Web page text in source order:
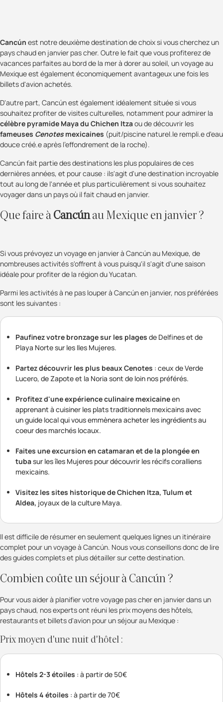
Cancún est notre deuxième destination de choix si vous cherchez un
pays chaud en janvier pas cher. Outre le fait que vous profiterez de
vacances parfaites au bord de la mer à dorer au soleil, un voyage au
Mexique est également économiquement avantageux une fois les
billets d'avion achetés.
D'autre part, Cancún est également idéalement située si vous
souhaitez profiter de visites culturelles, notamment pour admirer la
célèbre pyramide Maya du Chichen Itzaou de découvrir les
fameuses Cenotesmexicaines (puit/piscine naturel.le rempli.e d'eau
douce créé.e après l'effondrement de la roche).
Cancún fait partie des destinations les plus populaires de ces
dernières années, et pour cause : ils'agit d'une destination incroyable
tout au long de l'année et plus particulièrement si vous souhaitez
voyager dans un pays où il fait chaud en janvier.
Que faire àCancúnau Mexique en janvier ?
Si vous prévoyez un voyage en janvier à Cancún au Mexique, de
nombreuses activités s'offrent à vous puisqu'il s'agit d'une saison
idéale pour profiter de la région du Yucatan.
Parmi les activités à ne pas louper à Cancún en janvier, nos préférées
sont les suivantes :
Paufinez votre bronzage sur les plages de Delfines et de
Playa Norte sur les Iles Mujeres.
Partez découvrir les plus beaux Cenotes : ceux de Verde
Lucero, de Zapote et la Noria sont de loin nos préférés.
Profitez d'une expérience culinaire mexicaineen
apprenant à cuisiner les plats traditionnels mexicains avec
un guide local qui vous emmènera acheter les ingrédients au
coeur des marchés locaux.
Faites une excursion en catamaran et de la plongée en
tubasur les îles Mujeres pour découvrir les récifs coralliens
mexicains.
Visitez les sites historique de Chichen Itza, Tulum et
Aldea, joyaux de la culture Maya.
Il est difficile de résumer en seulement quelques lignes un itinéraire
complet pour un voyage à Cancún. Nous vous conseillons donc de lire
des guides complets et plus détailler sur cette destination.
Combien coûte un séjour à Cancún ?
Pour vous aider à planifier votre voyage pas cher en janvier dans un
pays chaud, nos experts ont réuni les prix moyens des hôtels,
restaurants et billets d'avion pour un séjour au Mexique :
Prix moyen d'une nuit d'hôtel :
Hôtels 2-3 étoiles : à partir de 50€
Hôtels 4 étoiles : à partir de 70€